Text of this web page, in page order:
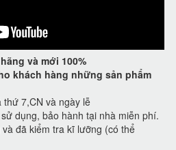
và mới 100%
khách hàng những sản phẩm
7,CN và ngày lễ
dụng, bảo hành tại nhà miễn phí.
đã kiểm tra kĩ lưỡng (có thể